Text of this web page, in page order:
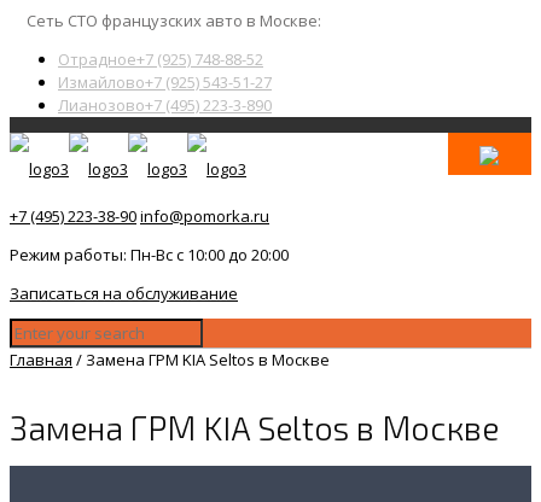
Сеть СТО французских авто в Москве:
Отрадное+7 (925) 748-88-52
Измайлово+7 (925) 543-51-27
Лианозово+7 (495) 223-3-890
+7 (495) 223-38-90info@pomorka.ru
Режим работы: Пн-Вс с 10:00 до 20:00
Записаться на обслуживание
Главная / Замена ГРМ KIA Seltos в Москве
Замена ГРМ KIA Seltos в Москве